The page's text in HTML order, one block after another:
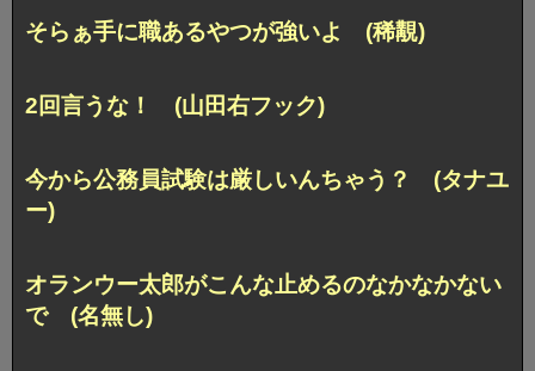
そらぁ手に職あるやつが強いよ (稀覯)
2回言うな！ (山田右フック)
今から公務員試験は厳しいんちゃう？ (タナユ
ー)
オランウー太郎がこんな止めるのなかなかない
で (名無し)